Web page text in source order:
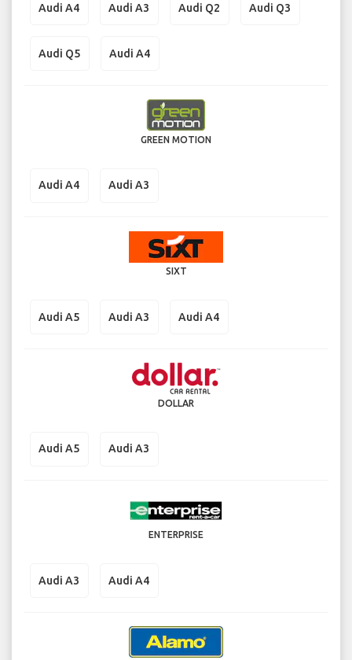
Audi A4 Audi A3 Audi Q2 Audi Q3
Audi Q5 Audi A4
GREEN MOTION
Audi A4 Audi A3
SIXT
Audi A5 Audi A3 Audi A4
DOLLAR
Audi A5 Audi A3
ENTERPRISE
Audi A3 Audi A4